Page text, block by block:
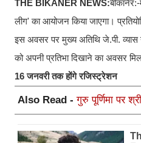
THE BIKANER NEWS:
लीग' का आयोजन किया जाएगा।
​इस अवसर पर मुख्य अतिथि जे.पी. व्यास
को अपनी प्रतिभा दिखाने का अवसर
16 जनवरी तक होंगे रजिस्ट्रेशन
Also Read -गुरु पूर्णिमा पर